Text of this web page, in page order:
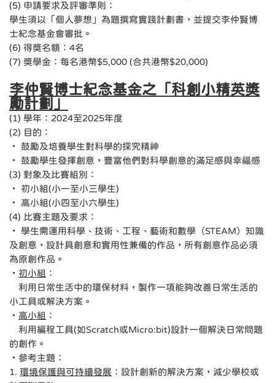
(5) 申請要求及評審準則：
學生須以「個人夢想」為題撰寫實踐計劃書，並提交李仲賢博
士紀念基金會審批。
(6) 得獎名額：4名
(7) 獎學金：每名港幣$5,000 (合共港幣$20,000)
李仲賢博士紀念基金之「科創小精英獎
勵計劃」
(1) 學年：2024至2025年度
(2) 目的：
‧ 鼓勵及培養學生對科學的探究精神
‧ 鼓勵學生發揮創意，豐富他們對科學創意的滿足感與幸福感
(3) 對象及比賽組別：
‧ 初小組(小一至小三學生)
‧ 高小組(小四至小六學生)
(4) 比賽主題及要求：
‧ 學生需運用科學、技術、工程、藝術和數學（STEAM）知識
及創意，設計具創意和實用性兼備的作品，所有創意作品必須
為原創作品。
‧ 初小組 ：
利用日常生活中的環保材料，製作一項能夠改善日常生活的
小工具或解決方案。
‧ 高小組 ：
利用編程工具(如Scratch或Micro:bit)設計一個解決日常問題
的創作。
‧參考主題：
1. 環境保護與可持續發展 ：設計創新的解決方案，減少學校或